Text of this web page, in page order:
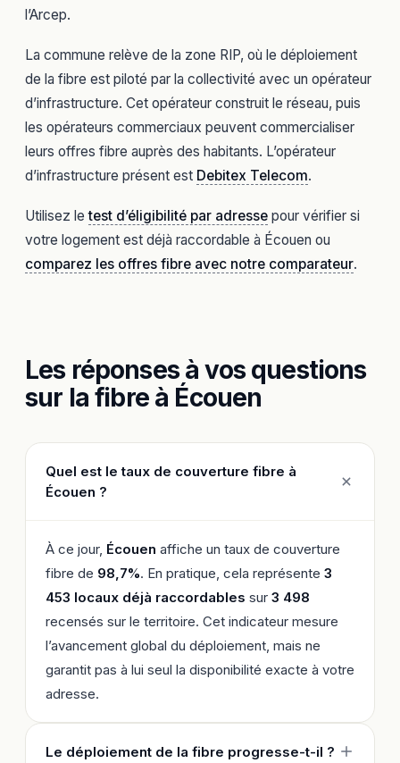
l’Arcep.
La commune relève de la zone RIP, où le déploiement
de la fibre est piloté par la collectivité avec un opérateur
d’infrastructure. Cet opérateur construit le réseau, puis
les opérateurs commerciaux peuvent commercialiser
leurs offres fibre auprès des habitants. L’opérateur
d’infrastructure présent est Debitex Telecom.
Utilisez letest d’éligibilité par adresse pour vérifier si
votre logement est déjà raccordable à Écouen ou
comparez les offres fibre avec notre comparateur.
Les réponses à vos questions
sur la fibre à Écouen
Quel est le taux de couverture fibre à
Écouen ?
À ce jour, Écouen affiche un taux de couverture
fibre de 98,7%. En pratique, cela représente 3
453 locaux déjà raccordables sur 3 498
recensés sur le territoire. Cet indicateur mesure
l’avancement global du déploiement, mais ne
garantit pas à lui seul la disponibilité exacte à votre
adresse.
Le déploiement de la fibre progresse-t-il ?